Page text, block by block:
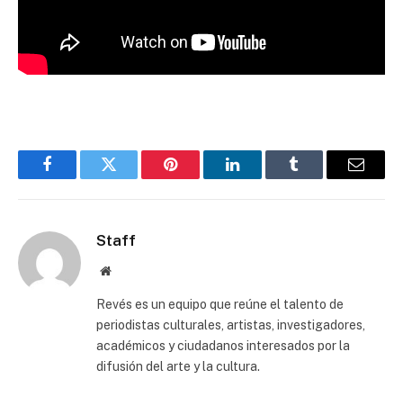
FacebookTwitter Pinterest LinkedInTumblr Email
Staff
Website
Revés es un equipo que reúne el talento de
periodistas culturales, artistas, investigadores,
académicos y ciudadanos interesados por la
difusión del arte y la cultura.